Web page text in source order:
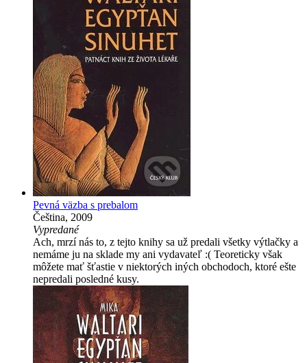
Pevná väzba s prebalom
Čeština, 2009
Vypredané
Ach, mrzí nás to, z tejto knihy sa už predali všetky výtlačky a
nemáme ju na sklade my ani vydavateľ :( Teoreticky však
môžete mať šťastie v niektorých iných obchodoch, ktoré ešte
nepredali posledné kusy.